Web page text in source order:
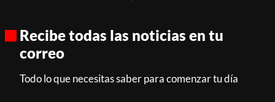
Recibe todas las noticias en tu
correo
Todo lo que necesitas saber para comenzar tu día